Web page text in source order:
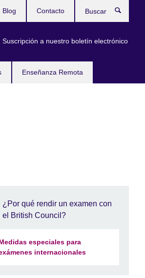
Enseñanza Remota
Suscripción a nuestro boletín electrónico
Blog Contacto
¿Por qué rendir un examen con
el British Council?
especiales para
internacionales